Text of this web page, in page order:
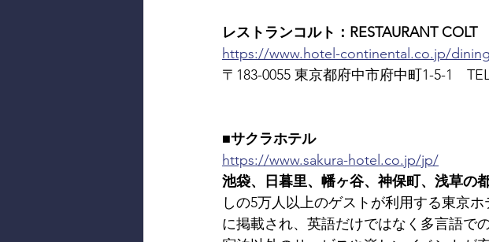
レストランコルト：RESTAURANT COLT
https://www.hotel-continental.co.jp/
〒183-0055 東京都府中市府中町1-5-1　
■サクラホテル
https://www.sakura-hotel.co.jp/jp/
池袋、日暮里、幡ヶ谷、神保町、浅草の
しの5万人以上のゲストが利用する東京
に掲載され、英語だけではなく多言語で